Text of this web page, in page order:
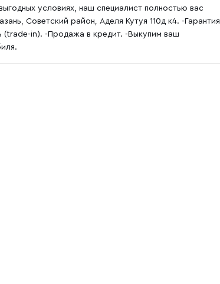
условиях, наш специалист полностью вас
Советский район, Аделя Кутуя 110д к4. -Гарантия
in). -Продажа в кредит. -Выкупим ваш